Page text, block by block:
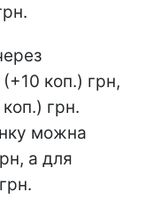
коп.) грн,
грн.
можна
а для